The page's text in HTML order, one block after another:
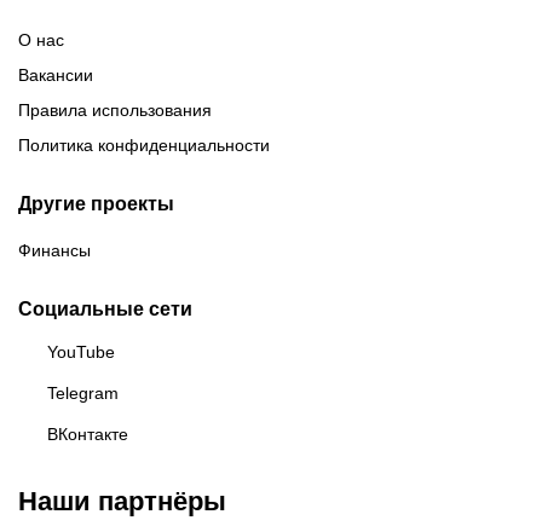
О нас
Вакансии
Правила использования
Политика конфиденциальности
Другие проекты
Финансы
Социальные сети
YouTube
Telegram
ВКонтакте
Наши партнёры